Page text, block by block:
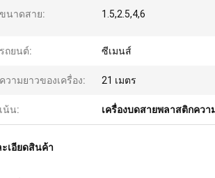
ขนาดสาย: 1.5,2.5,4,6
รถยนต์: ซีเมนส์
ความยาวของเครื่อง: 21 เมตร
เน้น: เครื่องบดสายพลาสติกควา
เอียดสินค้า